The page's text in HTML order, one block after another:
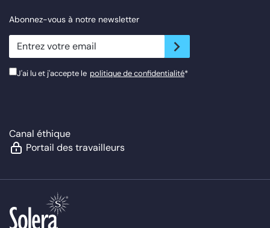
Abonnez-vous à notre newsletter
newsletter.suscribe
J'ai lu et j'accepte le politique de confidentialité*
Canal éthique
Portail des travailleurs